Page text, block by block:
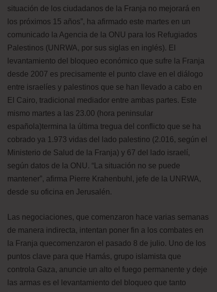
situación de los ciudadanos de la Franja no mejorará en
los próximos 15 años”, ha afirmado este martes en un
comunicado la Agencia de la ONU para los Refugiados
Palestinos (UNRWA, por sus siglas en inglés). El
levantamiento del bloqueo económico que sufre la Franja
desde 2007 es precisamente el punto clave en el diálogo
entre israelíes y palestinos que se han llevado a cabo en
El Cairo, tradicional mediador entre ambas partes. Este
mismo martes a las 23.00 (hora peninsular
española)termina la última tregua del conflicto que se ha
cobrado ya 1.973 vidas del lado palestino (2.016, según el
Ministerio de Salud de la Franja) y 67 del lado israelí,
según datos de la ONU. “La situación no se puede
mantener”, afirma Pierre Krahenbuhl, jefe de la UNRWA,
desde su oficina en Jerusalén.
Las negociaciones, que comenzaron hace varias semanas
de manera indirecta, intentan poner fin a los combates en
la Franja quecomenzaron el pasado 8 de julio. Uno de los
puntos clave para que Hamás, grupo islamista que
controla Gaza, anuncie un alto el fuego permanente y deje
las armas es el levantamiento del bloqueo que tanto